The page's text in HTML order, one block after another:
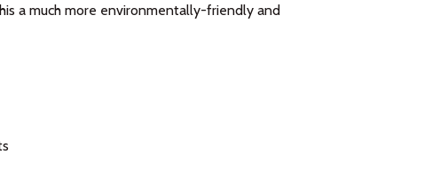
a much more environmentally-friendly and